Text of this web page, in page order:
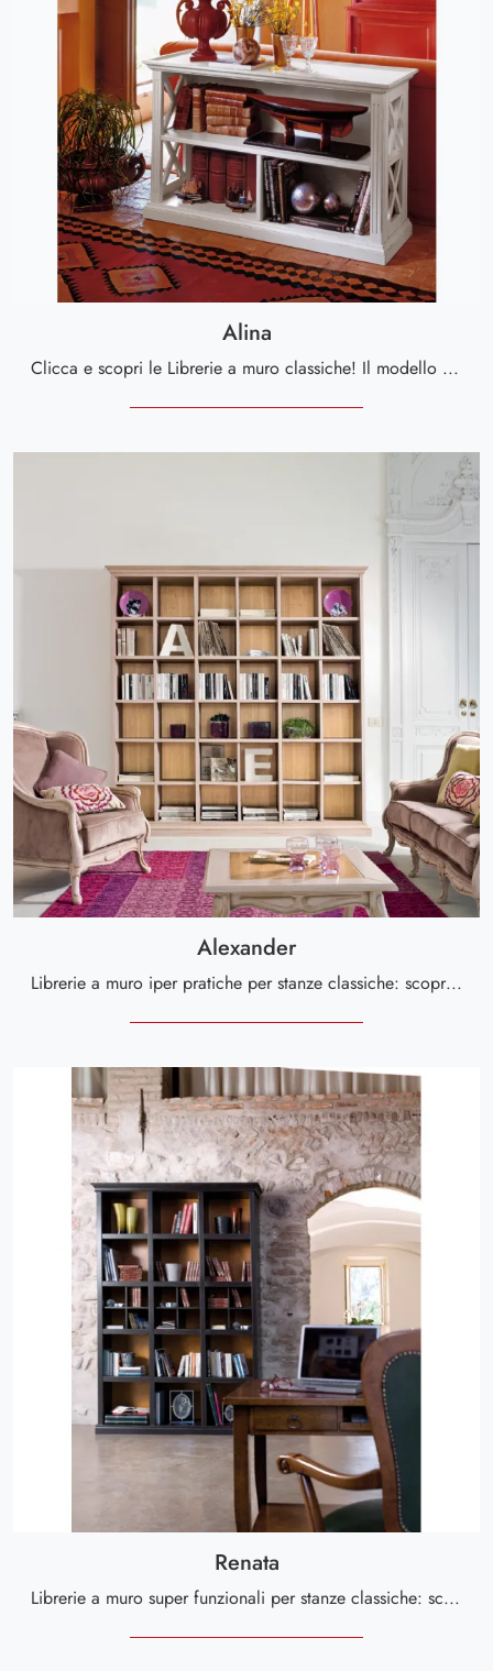
Alina
Clicca e scopri le Librerie a muro classiche! Il modello Alina Tonin Casa saprà ultimare un soggiorno dinamico e operativo.
Alexander
Librerie a muro iper pratiche per stanze classiche: scopri di più sul modello Alexander della marca Tonin Casa!
Renata
Librerie a muro super funzionali per stanze classiche: scopri di più sul modello Renata dell'azienda Tonin Casa!